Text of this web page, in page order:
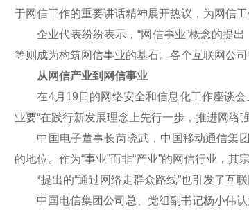
于网信工作的重要讲话精神展开热议，为网信工
企业代表纷纷表示，“网信事业”概念的提出
等则成为构筑网信事业的基石。各个互联网公
从网信产业到网信事业
在4月19日的网络安全和信息化工作座谈会
业要“在践行新发展理念上先行一步，推进网络
中国电子董事长芮晓武，中国移动通信集团
的地位。作为“事业”而非“产业”的网信行业，其
*提出的“通过网络走群众路线”也引发了互联
中国电信集团公司总、党组副书记杨小伟认